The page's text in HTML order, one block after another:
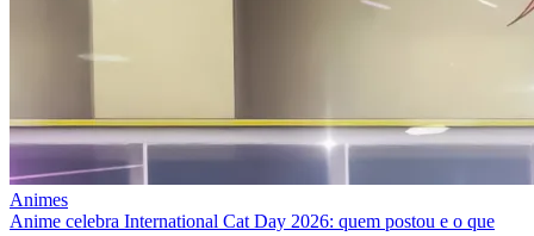
Animes
Anime celebra International Cat Day 2026: quem postou e o que